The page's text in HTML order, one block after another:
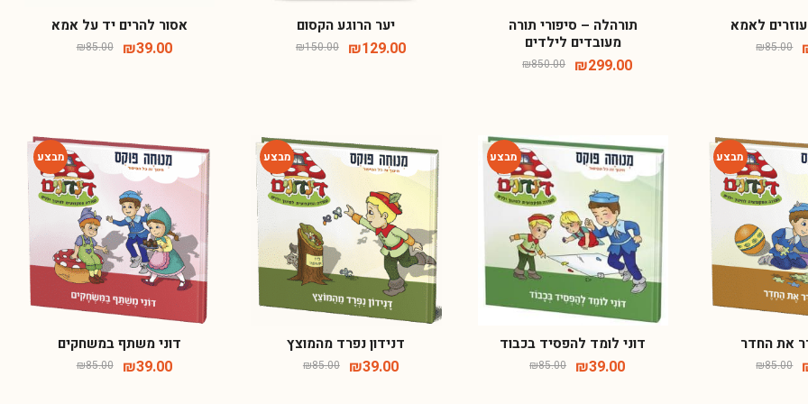
עוזרים לאמא
₪85.00
תורהלה – סיפורי תורה
מעובדים לילדים
₪850.00 ₪299.00
יער הרוגע הקסום
₪150.00 ₪129.00
אסור להרים יד על אמא
₪85.00 ₪39.00
-54%
את החדר
₪85.00
-54%
דוני לומד להפסיד בכבוד
₪85.00 ₪39.00
-54%
דנידון נפרד מהמוצץ
₪85.00 ₪39.00
-54%
דוני משתף במשחקים
₪85.00 ₪39.00